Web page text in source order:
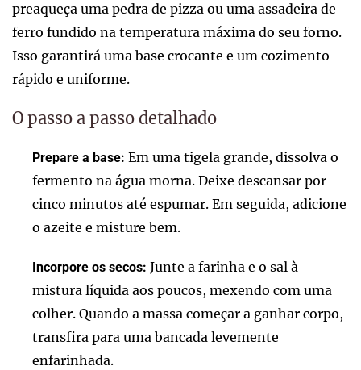
preaqueça uma pedra de pizza ou uma assadeira de
ferro fundido na temperatura máxima do seu forno.
Isso garantirá uma base crocante e um cozimento
rápido e uniforme.
O passo a passo detalhado
Prepare a base: Em uma tigela grande, dissolva o
fermento na água morna. Deixe descansar por
cinco minutos até espumar. Em seguida, adicione
o azeite e misture bem.
Incorpore os secos: Junte a farinha e o sal à
mistura líquida aos poucos, mexendo com uma
colher. Quando a massa começar a ganhar corpo,
transfira para uma bancada levemente
enfarinhada.